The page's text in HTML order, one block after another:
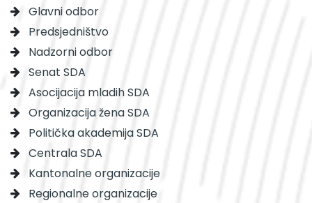
Glavni odbor
Predsjedništvo
Nadzorni odbor
Senat SDA
Asocijacija mladih SDA
Organizacija žena SDA
Politička akademija SDA
Centrala SDA
Kantonalne organizacije
Regionalne organizacije